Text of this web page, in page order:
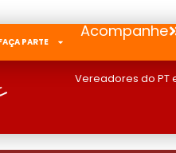
PARTE
Acompanhe
Vereadores do PT